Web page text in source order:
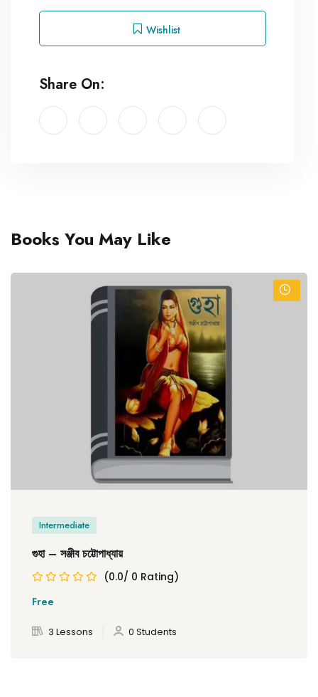
Wishlist
Share On:
Books You May Like
Intermediate
গুহা – সঞ্জীব চট্টোপাধ্যায়
(0.0/ 0 Rating)
Free
3 Lessons 0 Students